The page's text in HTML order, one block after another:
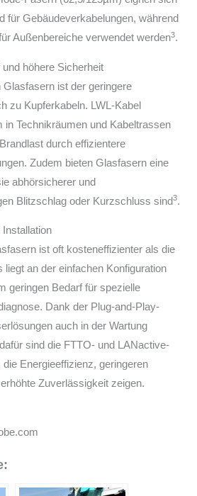
für Gebäudeverkabelungen, während
Außenbereiche verwendet werden3.
höhere Sicherheit
Glasfasern ist der geringere
zu Kupferkabeln. LWL-Kabel
in Technikräumen und Kabeltrassen
durch effizientere
Zudem bieten Glasfasern eine
abhörsicherer und
Blitzschlag oder Kurzschluss sind3.
Installation
ist oft kosteneffizienter als die
liegt an der einfachen Konfiguration
geringen Bedarf für spezielle
Dank der Plug-and-Play-
auch in der Wartung
sind die FTTO- und LANactive-
Energieeffizienz, geringeren
Zuverlässigkeit zeigen.